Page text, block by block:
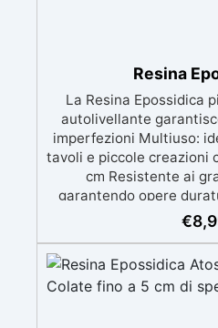
Resina
La Resina Epossidica
autolivellante
imperfezioni Multiuso:
tavoli e piccole creazioni
cm Resistente ai
garantendo opere
ingiallimenti nel
formula anti-bolle per
Certificata Atossica
con la pelle, BPA
€